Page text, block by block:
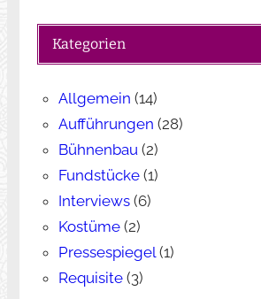
n
Kategorien
Allgemein (14)
Aufführungen (28)
Bühnenbau(2)
Fundstücke(1)
Interviews(6)
Kostüme(2)
Pressespiegel(1)
Requisite(3)